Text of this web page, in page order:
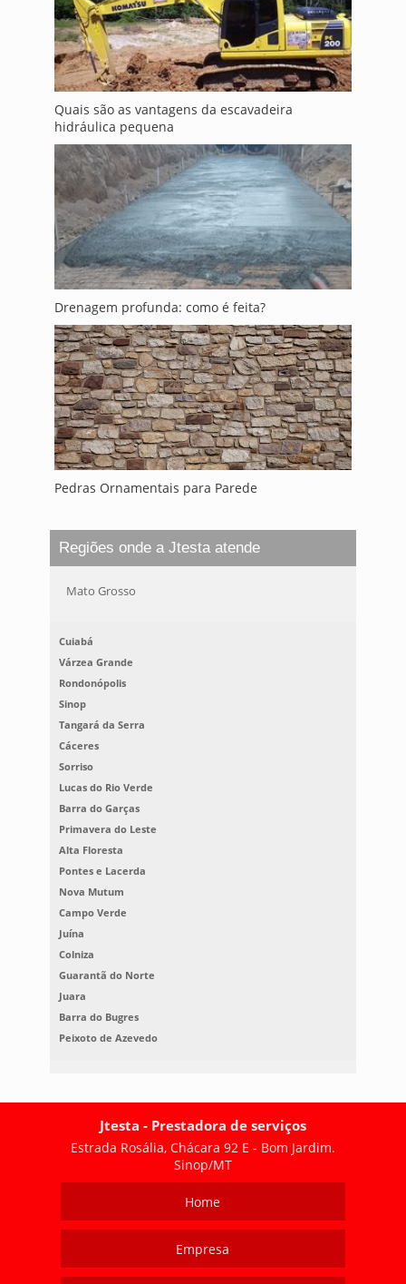
Quais são as vantagens da escavadeira
hidráulica pequena
Drenagem profunda: como é feita?
Pedras Ornamentais para Parede
Regiões onde a Jtesta atende
Mato Grosso
Cuiabá
Várzea Grande
Rondonópolis
Sinop
Tangará da Serra
Cáceres
Sorriso
Lucas do Rio Verde
Barra do Garças
Primavera do Leste
Alta Floresta
Pontes e Lacerda
Nova Mutum
Campo Verde
Juína
Colniza
Guarantã do Norte
Juara
Barra do Bugres
Peixoto de Azevedo
Jtesta - Prestadora de serviços
Estrada Rosália, Chácara 92 E - Bom Jardim.
Sinop/MT
Home
Empresa